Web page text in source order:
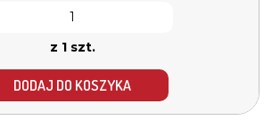
z 1 szt.
DODAJ DO KOSZYKA